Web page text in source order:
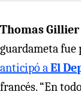
Thomas Gillier
guardameta fue
anticipó aEl
francés. “En